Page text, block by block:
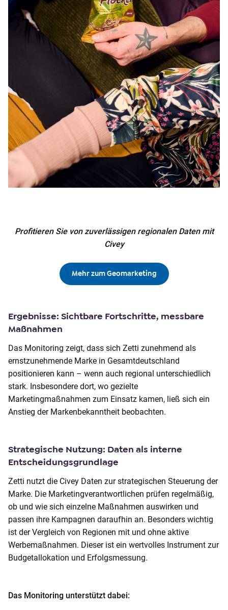
Profitieren Sie von zuverlässigen regionalen Daten mit
Civey
Mehr zum Geomarketing
Ergebnisse: Sichtbare Fortschritte, messbare
Maßnahmen
Das Monitoring zeigt, dass sich Zetti zunehmend als
ernstzunehmende Marke in Gesamtdeutschland
positionieren kann – wenn auch regional unterschiedlich
stark. Insbesondere dort, wo gezielte
Marketingmaßnahmen zum Einsatz kamen, ließ sich ein
Anstieg der Markenbekanntheit beobachten.
Strategische Nutzung: Daten als interne
Entscheidungsgrundlage
Zetti nutzt die Civey Daten zur strategischen Steuerung der
Marke. Die Marketingverantwortlichen prüfen regelmäßig,
ob und wie sich einzelne Maßnahmen auswirken und
passen ihre Kampagnen daraufhin an. Besonders wichtig
ist der Vergleich von Regionen mit und ohne aktive
Werbemaßnahmen. Dieser ist ein wertvolles Instrument zur
Budgetallokation und Erfolgsmessung.
Das Monitoring unterstützt dabei: